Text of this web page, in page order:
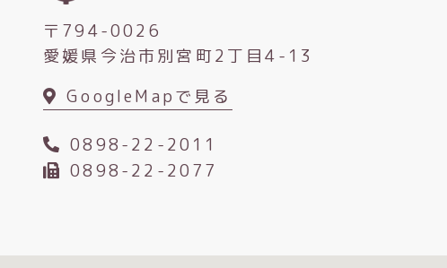
〒794-0026
愛媛県今治市別宮町2丁目4-13
GoogleMapで見る
0898-22-2011
0898-22-2077